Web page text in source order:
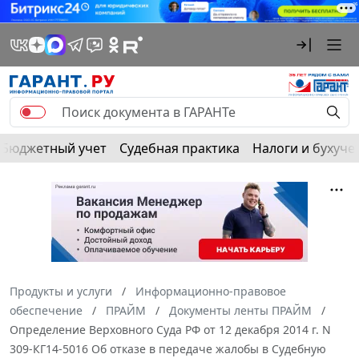
Бюджетный учет Судебная практика Налоги и
Продукты и услуги
Информационно-правовое
обеспечение
ПРАЙМ
Документы ленты ПРАЙМ
Определение Верховного Суда РФ от 12 декабря 2014 г. N
309-КГ14-5016 Об отказе в передаче жалобы в Судебную